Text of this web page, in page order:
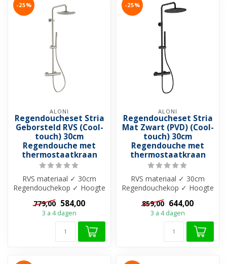
-25%
ALONI
Regendoucheset Stria
Geborsteld RVS (Cool-
touch) 30cm
Regendouche met
thermostaatkraan
RVS materiaal ✓ 30cm
Regendouchekop ✓ Hoogte
✓ 15 HoH ...
779,00 584,00
3 a 4 dagen
-25%
ALONI
Regendoucheset Stria
Mat Zwart (PVD) (Cool-
touch) 30cm
Regendouche met
thermostaatkraan
RVS materiaal ✓ 30cm
Regendouchekop ✓ Hoogte
✓ 15 HoH ...
859,00 644,00
3 a 4 dagen